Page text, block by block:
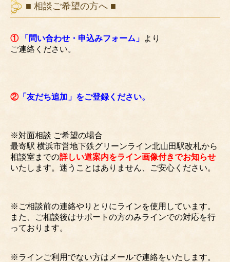
■ 相談ご希望の方へ ■
① 「問い合わせ・申込みフォーム」 より
ご連絡ください。
②「友だち追加」をご登録ください。
※対面相談 ご希望の場合
最寄駅 横浜市営地下鉄グリーンライン北山田駅改札から
相談室までの詳しい道案内をライン画像付きでお知らせ
いたします。迷うことはありません、ご安心ください。
※ご相談前の連絡やりとりにラインを使用しています。
また、ご相談後はサポートの方のみラインでの対応を行
っております。
※ラインご利用でない方はメールで連絡をいたします。